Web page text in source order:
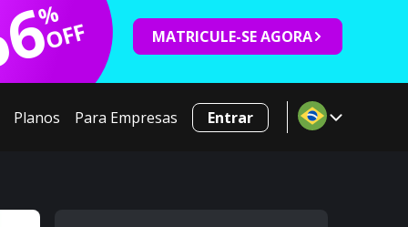
%
OFF MATRICULE-SE AGORA
Planos Para Empresas Entrar